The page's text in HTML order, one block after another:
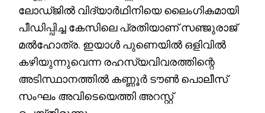
ലോഡ്ജിൽ വിദ്യാർഥിനിയെ ലൈംഗികമായി
പീഡിപ്പിച്ച കേസിലെ പ്രതിയാണ് സഞ്ജുരാജ്
മൽഹോത്ര. ഇയാൾ പുണെയിൽ ഒളിവിൽ
കഴിയുന്നുവെന്ന രഹസ്യവിവരത്തിന്റെ
അടിസ്ഥാനത്തിൽ കണ്ണൂർ ടൗൺ പൊലീസ്
സംഘം അവിടെയെത്തി അറസ്റ്റ്